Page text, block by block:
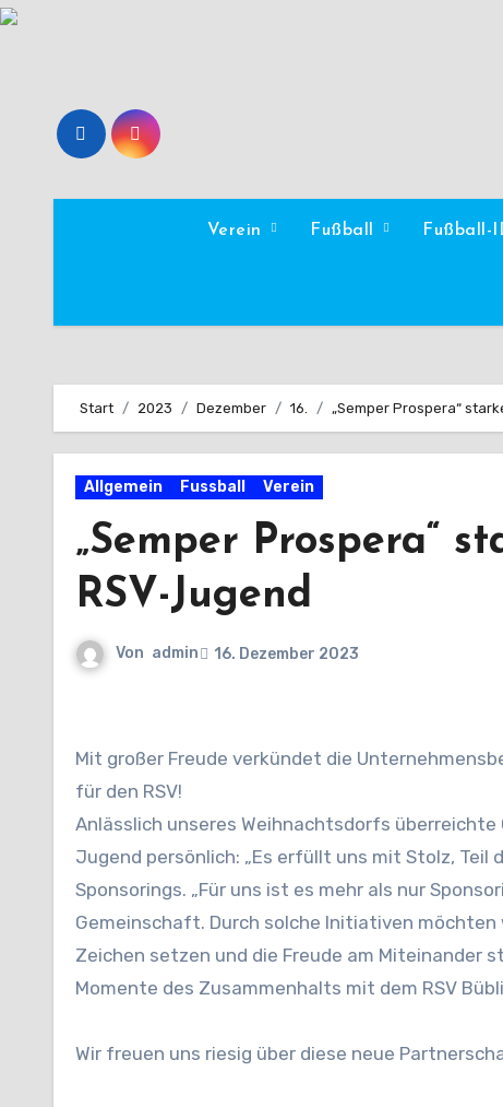
Zum
Verein Fußball Fußball-
Start 2023 Dezember 16. „Semper Prospera“
Allgemein Fussball Verein
„Semper Prospera“
RSV-Jugend
Von admin 16. Dezember 2023
Mit großer Freude verkündet die Unternehmensberatung „Semper Prospera“ aus Weilburg ihre Unterstützung
für den RSV!
Anlässlich unseres Weihnachtsdorfs
Jugend persönlich: „Es erfüllt uns mit Stolz, Teil
Sponsorings. „Für uns ist es mehr als nur
Gemeinschaft. Durch solche Initiativen
Zeichen setzen und die Freude am Miteinander
Momente des Zusammenhalts mit dem RSV
Wir freuen uns riesig über diese neue